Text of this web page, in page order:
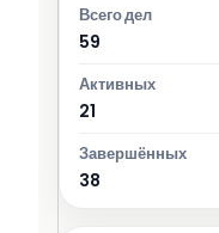
59
21
38